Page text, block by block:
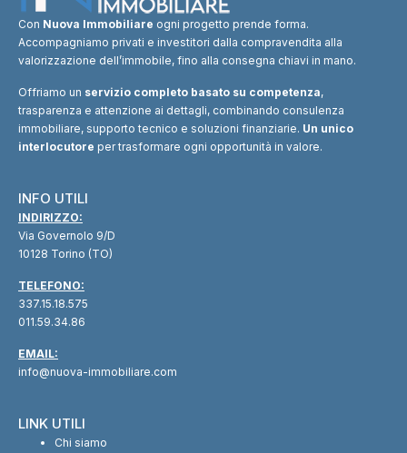
Con Nuova Immobiliare ogni progetto prende forma.
Accompagniamo privati e investitori dalla compravendita alla
valorizzazione dell’immobile, fino alla consegna chiavi in mano.
Offriamo un servizio completo basato su competenza,
trasparenza e attenzione ai dettagli, combinando consulenza
immobiliare, supporto tecnico e soluzioni finanziarie. Un unico
interlocutore per trasformare ogni opportunità in valore.
INFO UTILI
INDIRIZZO:
Via Governolo 9/D
10128 Torino (TO)
TELEFONO:
337.15.18.575
011.59.34.86
EMAIL:
info@nuova-immobiliare.com
LINK UTILI
Chi siamo